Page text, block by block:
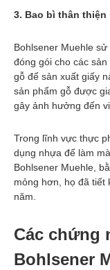
3. Bao bì thân
Bohlsener Muehle
đóng gói cho các
gỗ để sản xuất giấy
sản phẩm gỗ được
gây ảnh hưởng đến
Trong lĩnh vực thực
dụng nhựa để làm
Bohlsener Muehle,
mỏng hơn, họ đã tiết
năm.
Các chứng
Bohlsener